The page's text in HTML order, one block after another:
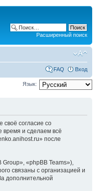
Расширенный поиск
FAQ Вход
Язык:
согласие со
время и сделаем всё
после
«phpBB Teams»),
связаны с организацией и
дополнительной